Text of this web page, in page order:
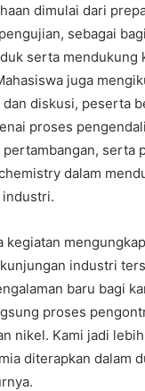
dimulai dari
sebagai
serta mendukung
juga
diskusi, peserta
proses
serta
dalam
kegiatan
industri
baru bagi
proses
nikel. Kami jadi
diterapkan dalam